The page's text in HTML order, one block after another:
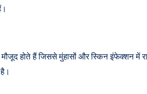
मौजूद होते हैं जिससे मुंहासों और स्किन इंफेक्शन